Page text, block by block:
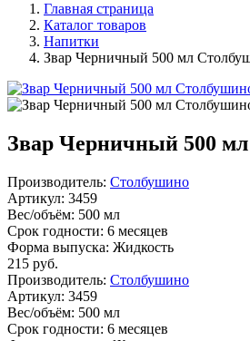
Главная страница
Каталог товаров
Напитки
Звар Черничный 500 мл
Звар Черничный 500
Производитель: Столбушино
Артикул: 3459
Вес/объём: 500 мл
Срок годности: 6 месяцев
Форма выпуска: Жидкость
215 руб.
Производитель: Столбушино
Артикул: 3459
Вес/объём: 500 мл
Срок годности: 6 месяцев